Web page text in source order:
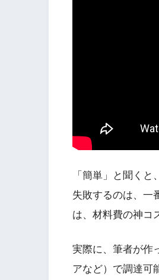
「簡単」と聞く
失敗するのは、一
は、材料費の神コ
実際に、筆者が作
アなど）で調達可